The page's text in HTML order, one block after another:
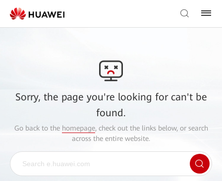
Sorry, the page you're looking for can't be
found.
Go back to the homepage, check out the links below, or search
across the entire website.